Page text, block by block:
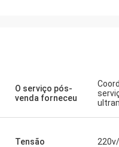
O serviço pós-
venda forneceu
Tensão